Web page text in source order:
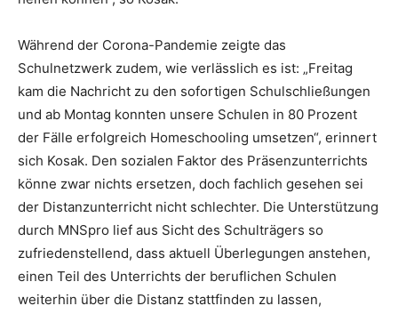
Während der Corona-Pandemie zeigte das
Schulnetzwerk zudem, wie verlässlich es ist: „Freitag
kam die Nachricht zu den sofortigen Schulschließungen
und ab Montag konnten unsere Schulen in 80 Prozent
der Fälle erfolgreich Homeschooling umsetzen“, erinnert
sich Kosak. Den sozialen Faktor des Präsenzunterrichts
könne zwar nichts ersetzen, doch fachlich gesehen sei
der Distanzunterricht nicht schlechter. Die Unterstützung
durch MNSpro lief aus Sicht des Schulträgers so
zufriedenstellend, dass aktuell Überlegungen anstehen,
einen Teil des Unterrichts der beruflichen Schulen
weiterhin über die Distanz stattfinden zu lassen,